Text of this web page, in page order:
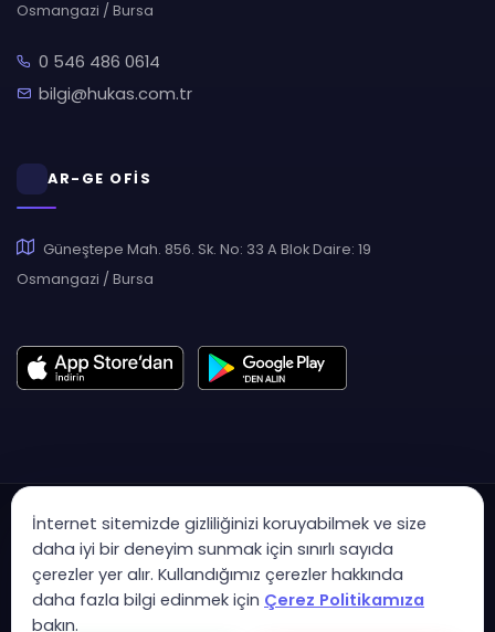
Osmangazi / Bursa
0 546 486 0614
bilgi@hukas.com.tr
AR-GE OFİS
Güneştepe Mah. 856. Sk. No: 33 A Blok Daire: 19
Osmangazi / Bursa
Copyright © 2007 - 2026 Hukas | Hukuk Asistan • Tüm Hakları
Saklıdır
İnternet sitemizde gizliliğinizi koruyabilmek ve size
daha iyi bir deneyim sunmak için sınırlı sayıda
çerezler yer alır. Kullandığımız çerezler hakkında
daha fazla bilgi edinmek için Çerez Politikamıza
bakın.